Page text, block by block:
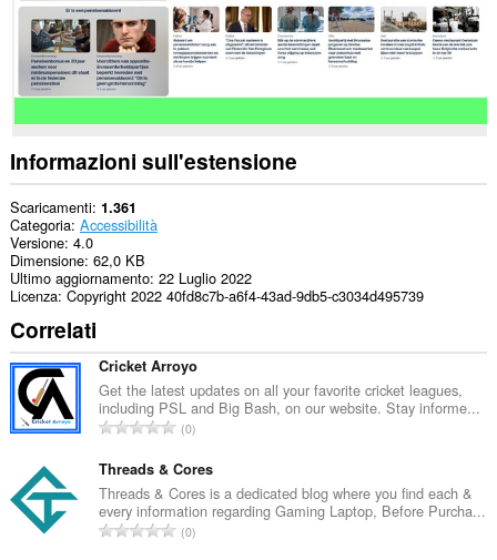
Informazioni sull'estensione
Scaricamenti 1.361
Categoria Accessibilità
Versione 4.0
Dimensione 62,0 KB
Ultimo aggiornamento 22 Luglio 2022
Licenza Copyright 2022 40fd8c7b-a6f4-43ad-9db5-c3034d495739
Correlati
Cricket Arroyo
Get the latest updates on all your favorite cricket leagues,
including PSL and Big Bash, on our website. Stay informe...
N
m
e
r
o
0
Threads & Cores
Threads & Cores is a dedicated blog where you find each &
every information regarding Gaming Laptop, Before Purcha...
N0